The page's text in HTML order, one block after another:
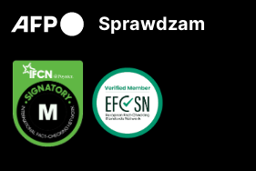
Sprawdzam